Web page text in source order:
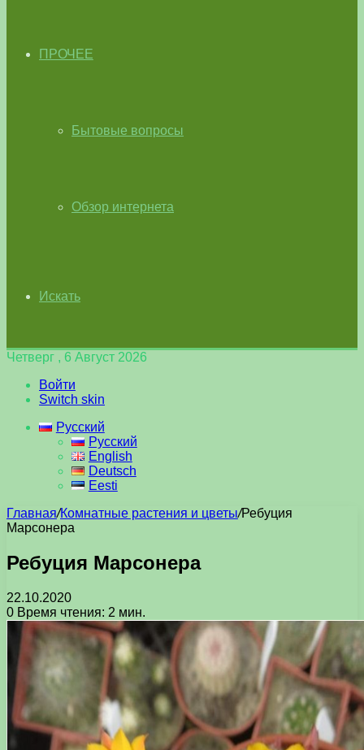
ПРОЧЕЕ
Бытовые вопросы
Обзор интернета
Искать
Четверг , 6 Август 2026
Войти
Switch skin
Русский
Русский
English
Deutsch
Eesti
Главная/Комнатные растения и цветы/Ребуция
Марсонера
Ребуция Марсонера
22.10.2020
0 Время чтения: 2 мин.